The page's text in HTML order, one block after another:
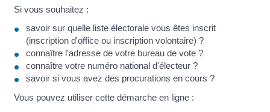
Si vous souhaitez :
savoir sur quelle liste électorale vous êtes inscrit
(inscription d'office ou inscription volontaire) ?
connaître l'adresse de votre bureau de vote ?
connaître votre numéro national d'électeur ?
savoir si vous avez des procurations en cours ?
Vous pouvez utiliser cette démarche en ligne :